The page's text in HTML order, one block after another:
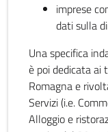
imprese
dati sulla
Una specifica
è poi dedicata ai
Romagna e
Servizi (i.e.
Alloggio e